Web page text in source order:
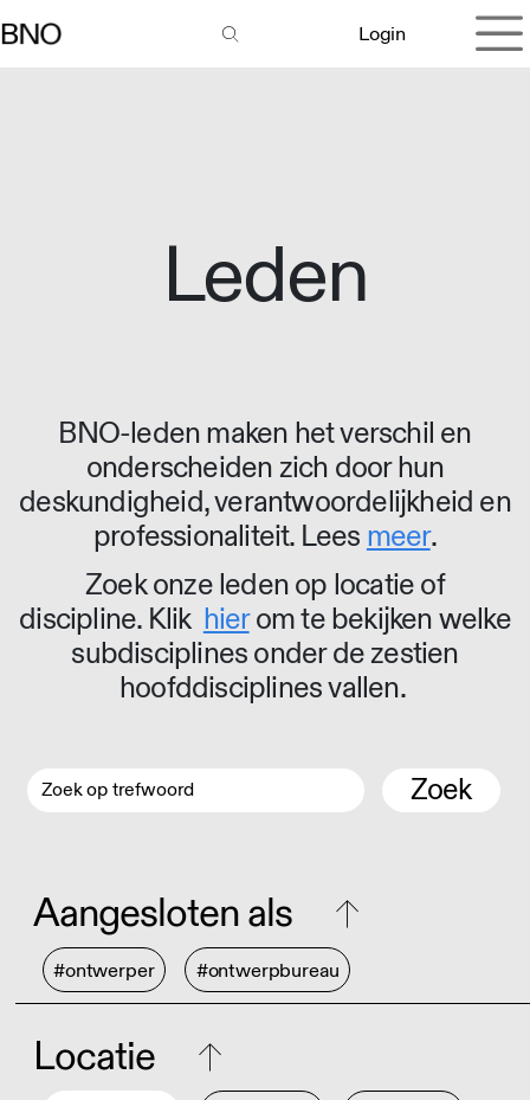
Login
Leden
BNO-leden maken het verschil en
onderscheiden zich door hun
deskundigheid, verantwoordelijkheid en
professionaliteit. Lees meer.
Zoek onze leden op locatie of
discipline. Klik hierom te bekijken welke
subdisciplines onder de zestien
hoofddisciplines vallen.
Zoek
Aangesloten als
#ontwerper #ontwerpbureau
Locatie